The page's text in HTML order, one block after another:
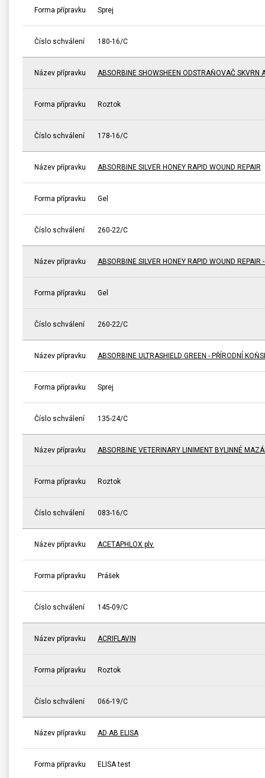
Forma přípravku Sprej
Číslo schválení 180-16/C
Název přípravku ABSORBINE SHOWSHEEN ODSTRAŇOVAČ SKVRN
Forma přípravku Roztok
Číslo schválení 178-16/C
Název přípravku ABSORBINE SILVER HONEY RAPID WOUND REPAIR
Forma přípravku Gel
Číslo schválení 260-22/C
Název přípravku ABSORBINE SILVER HONEY RAPID WOUND REPAIR
Forma přípravku Gel
Číslo schválení 260-22/C
Název přípravku ABSORBINE ULTRASHIELD GREEN - PŘÍRODNÍ
Forma přípravku Sprej
Číslo schválení 135-24/C
Název přípravku ABSORBINE VETERINARY LINIMENT BYLINNÉ
Forma přípravku Roztok
Číslo schválení 083-16/C
Název přípravku ACETAPHLOX plv.
Forma přípravku Prášek
Číslo schválení 145-09/C
Název přípravku ACRIFLAVIN
Forma přípravku Roztok
Číslo schválení 066-19/C
Název přípravku AD AB ELISA
Forma přípravku ELISA test